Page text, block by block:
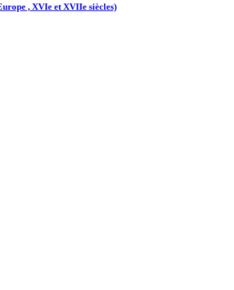
, XVIe et XVIIe siècles)